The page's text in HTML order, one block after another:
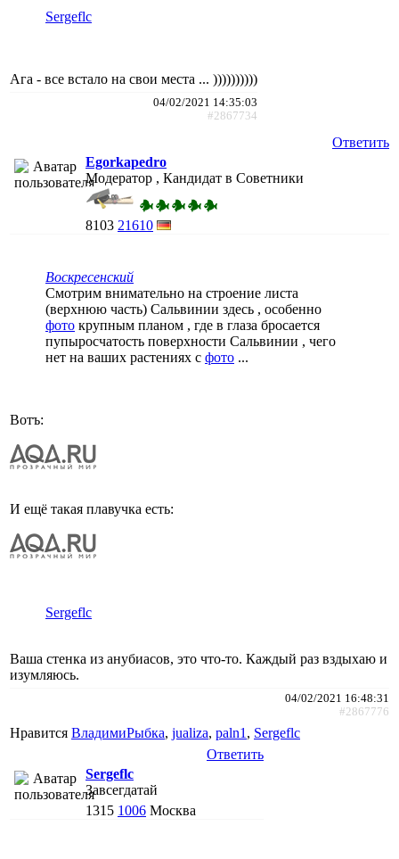
Sergeflc
Ага - все встало на свои места ... ))))))))))
04/02/2021 14:35:03
#2867734
Ответить
Egorkapedro
Модератор , Кандидат в Советники
8103 21610
Воскресенский
Смотрим внимательно на строение листа
(верхнюю часть) Сальвинии здесь , особенно
фото крупным планом , где в глаза бросается
пупыросчатость поверхности Сальвинии , чего
нет на ваших растениях с фото ...
Вотъ:
И ещё такая плавучка есть:
Sergeflc
Ваша стенка из анубиасов, это что-то. Каждый раз вздыхаю и
изумляюсь.
04/02/2021 16:48:31
#2867776
Нравится ВладимиРыбка, jualiza, paln1 , Sergeflc
Ответить
Sergeflc
Завсегдатай
1315 1006 Москва